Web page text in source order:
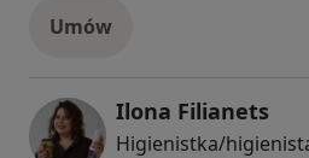
Umów
Ilona Filianets